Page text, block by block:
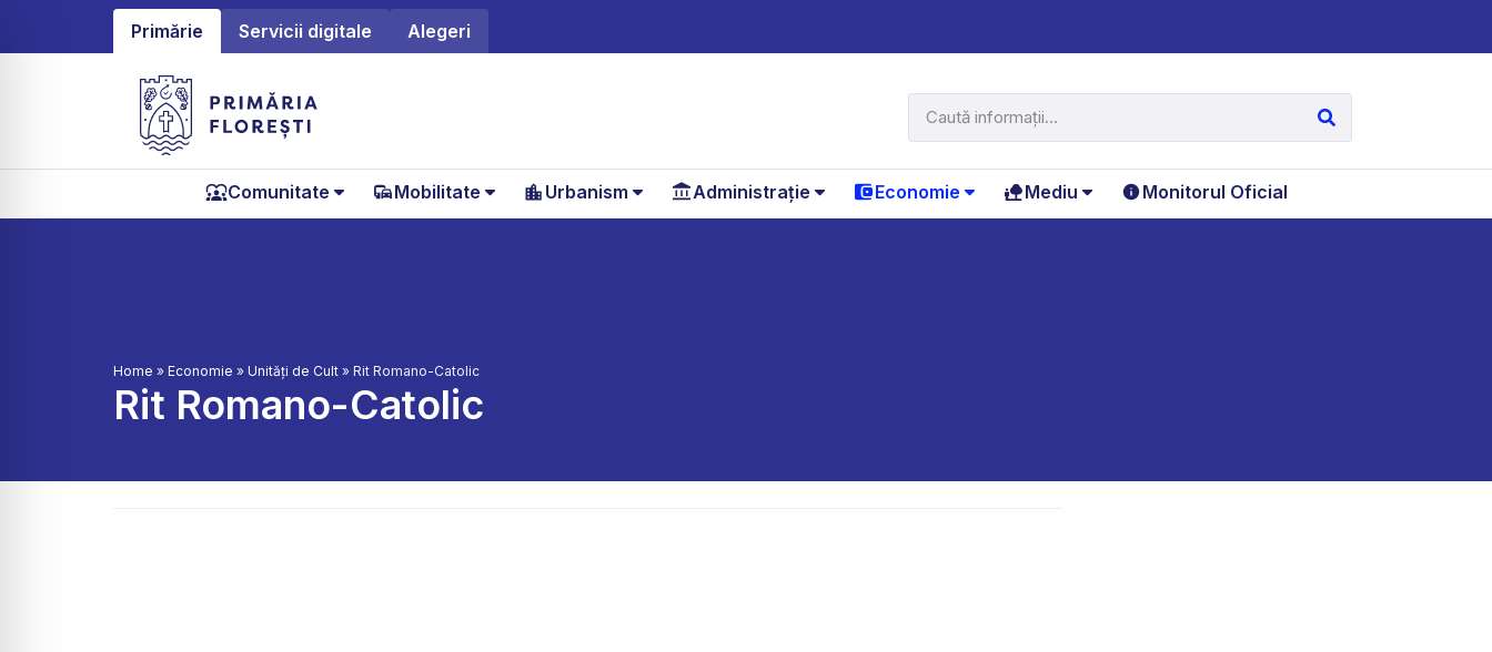
Primărie Servicii digitale Alegeri
Comunitate Mobilitate Urbanism Administrație Economie Mediu Monitorul Oficial
Home » Economie » Unități de Cult » Rit Romano-Catolic
Rit Romano-Catolic